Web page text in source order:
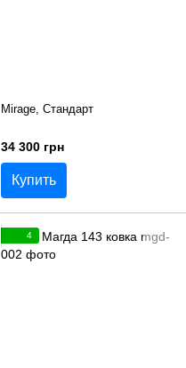
Mirage, Стандарт
34 300 грн
Купить
4